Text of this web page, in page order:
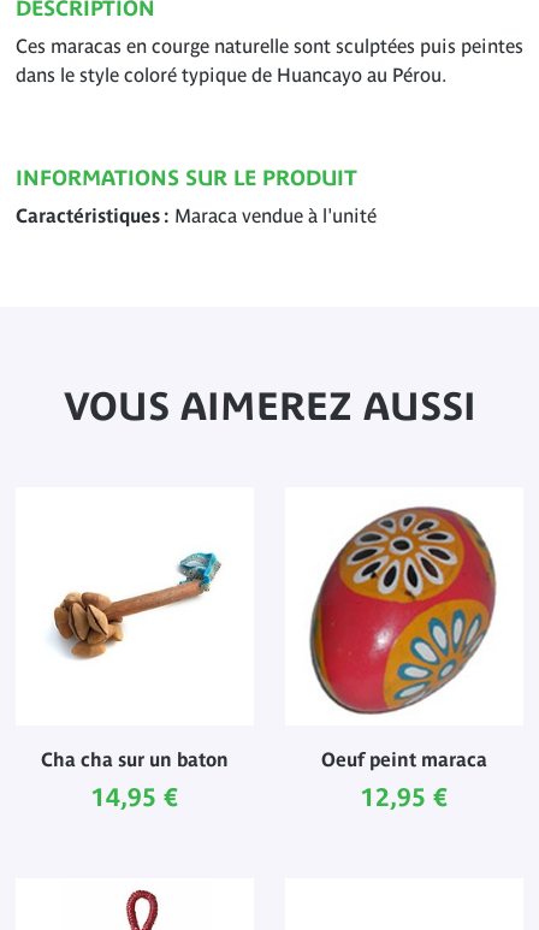
DESCRIPTION
Ces maracas en courge naturelle sont sculptées puis peintes
dans le style coloré typique de Huancayo au Pérou.
INFORMATIONS SUR LE PRODUIT
Caractéristiques Maraca vendue à l'unité
VOUS AIMEREZ AUSSI
Cha cha sur un baton
Prix ​​actuel
14,95 €
Oeuf peint maraca
Prix ​​actuel
12,95 €